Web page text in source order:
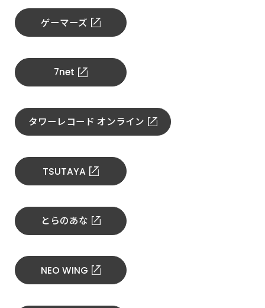
ゲーマーズ
7net
タワーレコード オンライン
TSUTAYA
とらのあな
NEO WING